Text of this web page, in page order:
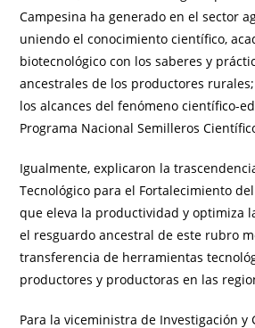
Campesina ha generado en el sector
uniendo el conocimiento científico,
biotecnológico con los saberes y
ancestrales de los productores
los alcances del fenómeno científico-
Programa Nacional Semilleros
Igualmente, explicaron la
Tecnológico para el Fortalecimiento
que eleva la productividad y optimiza
el resguardo ancestral de este rubro
transferencia de herramientas
productores y productoras en las
Para la viceministra de Investigación y